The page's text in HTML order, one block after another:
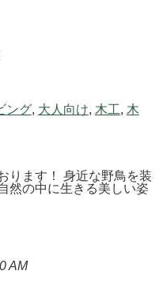
ング, 大人向け, 木工, 木
ります！ 身近な野鳥を装
然の中に生きる美しい姿
AM